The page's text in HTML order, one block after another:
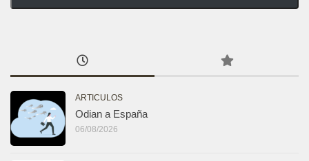
ARTICULOS
Odian a España
06/08/2026